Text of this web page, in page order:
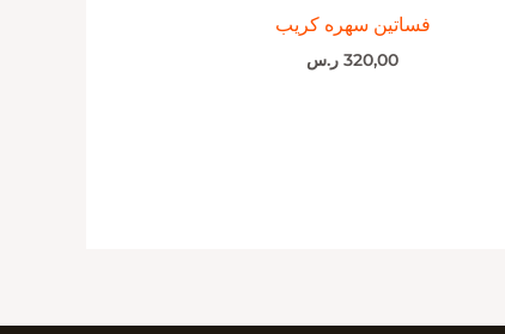
فساتين سهره كريب
320,00 ر.س